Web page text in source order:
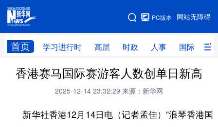
网站无障碍
PC版本
首页 学习进行时 高层 时政 人事 国际 财
网站地图
学习进行时 高层 时政 人事
财经 网评
台湾 思客智库 全球连线 教育
香港赛马国际赛游客人数创单日新高
2025-12-14 23:32:29 来源：新华网
新华社香港12月14日电（记者孟佳）“浪琴香港国